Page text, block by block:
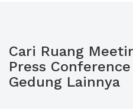
Cari Ruang
Press
Gedung Lainnya